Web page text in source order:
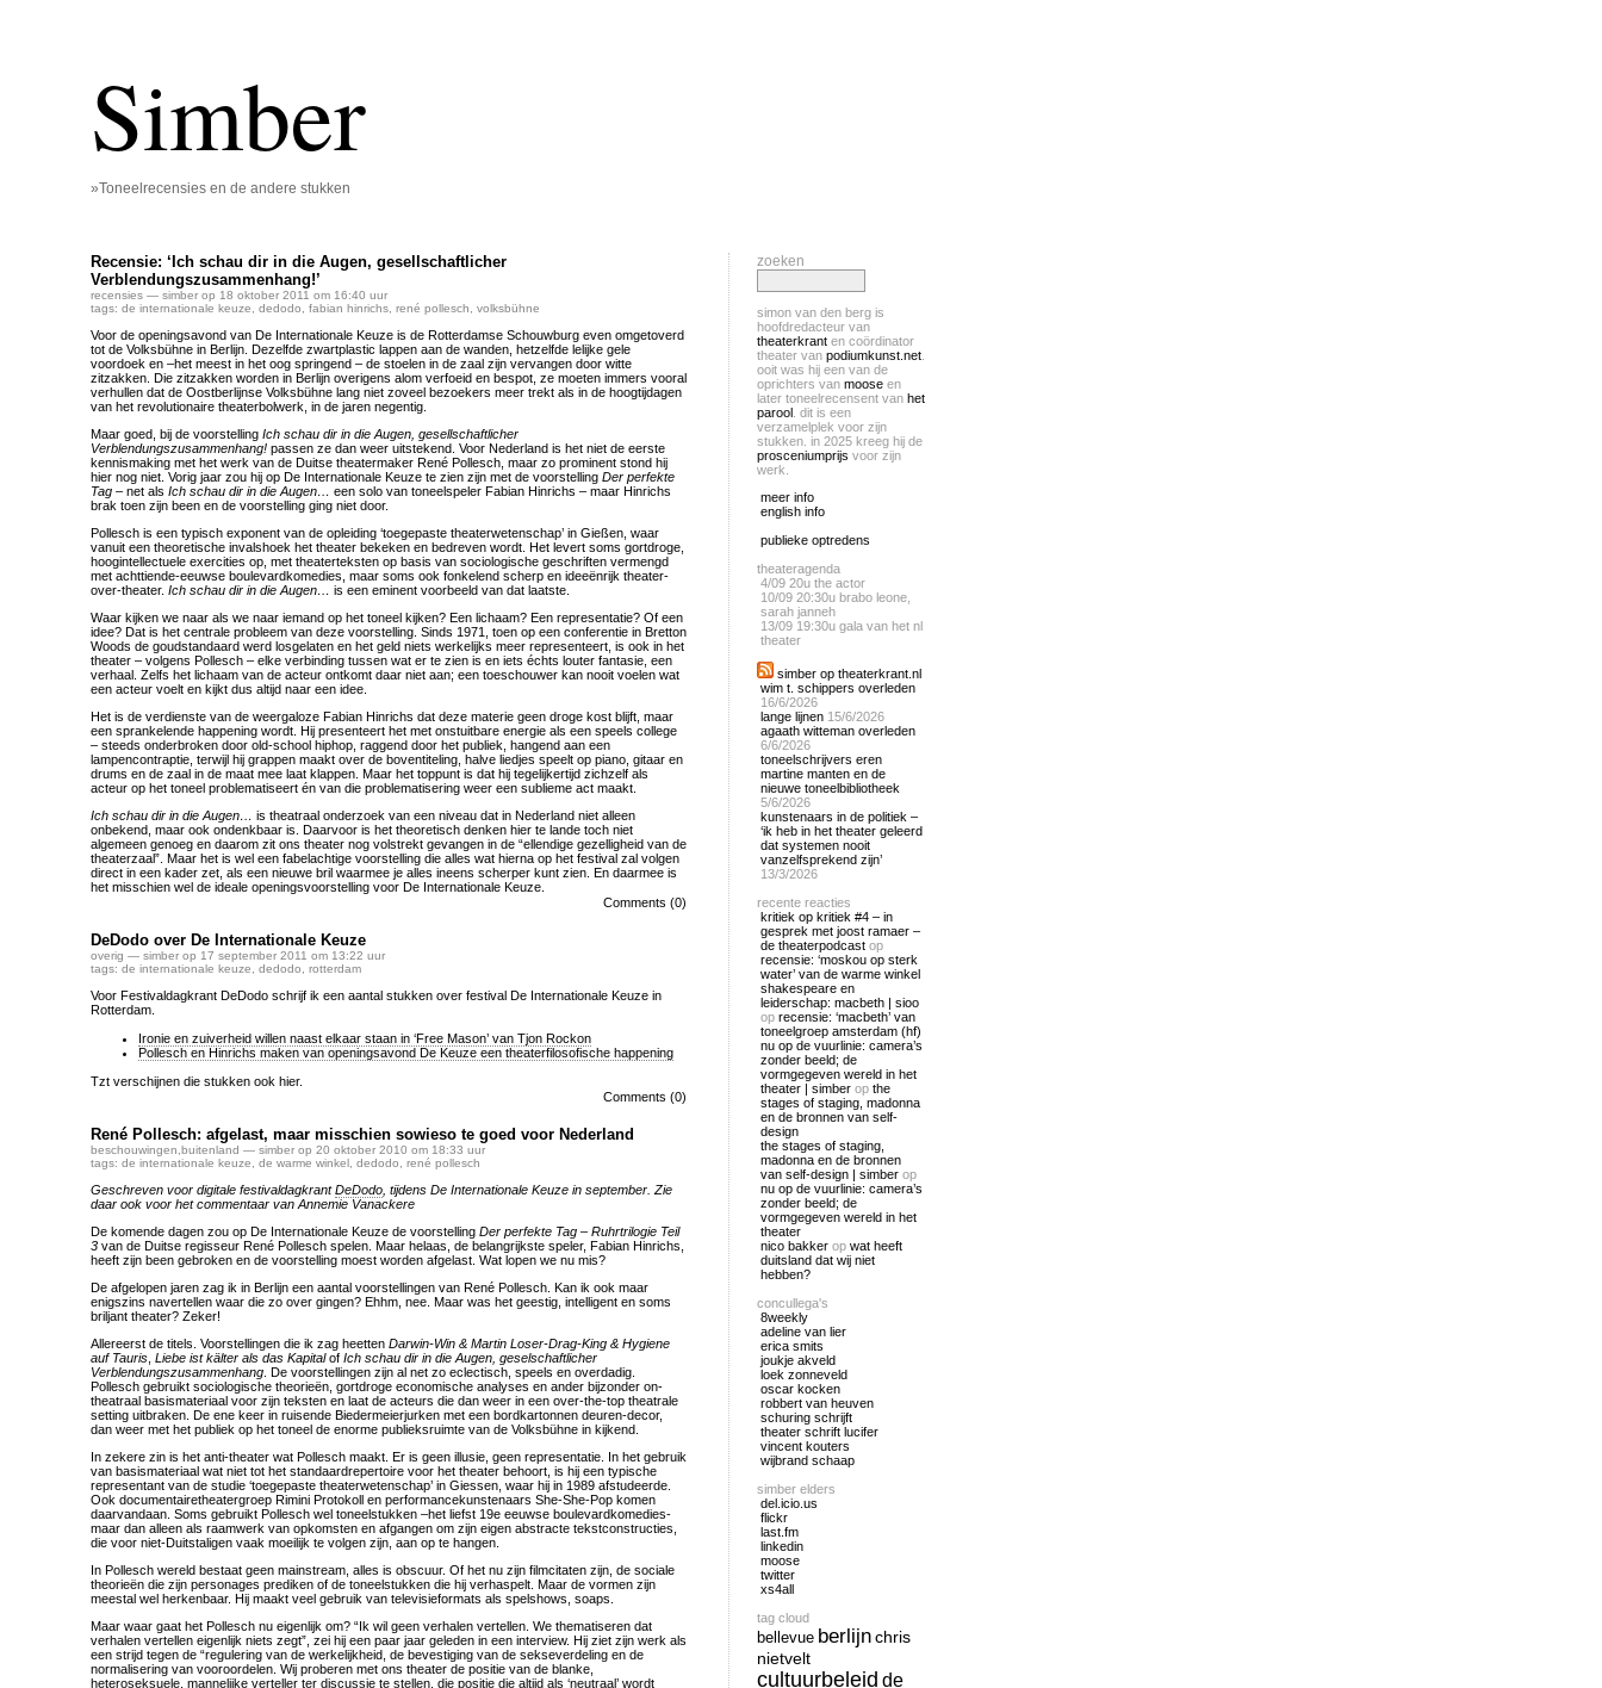
Simber
»Toneelrecensies en de andere stukken
Recensie: ‘Ich schau dir in die Augen, gesellschaftlicher
Verblendungszusammenhang!’
recensies — simber op 18 oktober 2011 om 16:40 uur
tags: de internationale keuze dedodo fabian hinrichs rené pollesch volksbühne
Voor de openingsavond van De Internationale Keuze is de Rotterdamse Schouwburg even omgetoverd
tot de Volksbühne in Berlijn. Dezelfde zwartplastic lappen aan de wanden, hetzelfde lelijke gele
voordoek en –het meest in het oog springend – de stoelen in de zaal zijn vervangen door witte
zitzakken. Die zitzakken worden in Berlijn overigens alom verfoeid en bespot, ze moeten immers vooral
verhullen dat de Oostberlijnse Volksbühne lang niet zoveel bezoekers meer trekt als in de hoogtijdagen
van het revolutionaire theaterbolwerk, in de jaren negentig.
Maar goed, bij de voorstelling Ich schau dir in die Augen , gesellschaftlicher
Verblendungszusammenhang! passen ze dan weer uitstekend. Voor Nederland is het niet de eerste
kennismaking met het werk van de Duitse theatermaker René Pollesch, maar zo prominent stond hij
hier nog niet. Vorig jaar zou hij op De Internationale Keuze te zien zijn met de voorstelling Der perfekte
Tag – net als Ich schau dir in die Augen… een solo van toneelspeler Fabian Hinrichs – maar Hinrichs
brak toen zijn been en de voorstelling ging niet door.
Pollesch is een typisch exponent van de opleiding ‘toegepaste theaterwetenschap’ in Gießen, waar
vanuit een theoretische invalshoek het theater bekeken en bedreven wordt. Het levert soms gortdroge,
hoogintellectuele exercities op, met theaterteksten op basis van sociologische geschriften vermengd
met achttiende-eeuwse boulevardkomedies, maar soms ook fonkelend scherp en ideeënrijk theater-
over-theater. Ich schau dir in die Augen… is een eminent voorbeeld van dat laatste.
Waar kijken we naar als we naar iemand op het toneel kijken? Een lichaam? Een representatie? Of een
idee? Dat is het centrale probleem van deze voorstelling. Sinds 1971, toen op een conferentie in Bretton
Woods de goudstandaard werd losgelaten en het geld niets werkelijks meer representeert, is ook in het
theater – volgens Pollesch – elke verbinding tussen wat er te zien is en iets échts louter fantasie, een
verhaal. Zelfs het lichaam van de acteur ontkomt daar niet aan; een toeschouwer kan nooit voelen wat
een acteur voelt en kijkt dus altijd naar een idee.
Het is de verdienste van de weergaloze Fabian Hinrichs dat deze materie geen droge kost blijft, maar
een sprankelende happening wordt. Hij presenteert het met onstuitbare energie als een speels college
– steeds onderbroken door old-school hiphop, raggend door het publiek, hangend aan een
lampencontraptie, terwijl hij grappen maakt over de boventiteling, halve liedjes speelt op piano, gitaar en
drums en de zaal in de maat mee laat klappen. Maar het toppunt is dat hij tegelijkertijd zichzelf als
acteur op het toneel problematiseert én van die problematisering weer een sublieme act maakt.
Ich schau dir in die Augen… is theatraal onderzoek van een niveau dat in Nederland niet alleen
onbekend, maar ook ondenkbaar is. Daarvoor is het theoretisch denken hier te lande toch niet
algemeen genoeg en daarom zit ons theater nog volstrekt gevangen in de “ellendige gezelligheid van de
theaterzaal”. Maar het is wel een fabelachtige voorstelling die alles wat hierna op het festival zal volgen
direct in een kader zet, als een nieuwe bril waarmee je alles ineens scherper kunt zien. En daarmee is
het misschien wel de ideale openingsvoorstelling voor De Internationale Keuze.
Comments (0)
DeDodo over De Internationale Keuze
overig — simber op 17 september 2011 om 13:22 uur
tags: de internationale keuze dedodo rotterdam
Voor Festivaldagkrant DeDodo schrijf ik een aantal stukken over festival De Internationale Keuze in
Rotterdam.
Ironie en zuiverheid willen naast elkaar staan in ‘Free Mason’ van Tjon Rockon
Pollesch en Hinrichs maken van openingsavond De Keuze een theaterfilosofische happening
Tzt verschijnen die stukken ook hier.
Comments (0)
René Pollesch: afgelast, maar misschien sowieso te goed voor Nederland
beschouwingen buitenland — simber op 20 oktober 2010 om 18:33 uur
tags: de internationale keuze de warme winkel dedodo rené pollesch
Geschreven voor digitale festivaldagkrantDeDodo , tijdens De Internationale Keuze in september. Zie
daar ook voor het commentaar van Annemie Vanackere
De komende dagen zou op De Internationale Keuze de voorstelling Der perfekte Tag – Ruhrtrilogie Teil
3 van de Duitse regisseur René Pollesch spelen. Maar helaas, de belangrijkste speler, Fabian Hinrichs,
heeft zijn been gebroken en de voorstelling moest worden afgelast. Wat lopen we nu mis?
De afgelopen jaren zag ik in Berlijn een aantal voorstellingen van René Pollesch. Kan ik ook maar
enigszins navertellen waar die zo over gingen? Ehhm, nee. Maar was het geestig, intelligent en soms
briljant theater? Zeker!
Allereerst de titels. Voorstellingen die ik zag heetten Darwin-Win & Martin Loser-Drag-King & Hygiene
auf Tauris Liebe ist kälter als das Kapitalof Ich schau dir in die Augen, geselschaftlicher
Verblendungszusammenhang . De voorstellingen zijn al net zo eclectisch, speels en overdadig.
Pollesch gebruikt sociologische theorieën, gortdroge economische analyses en ander bijzonder on-
theatraal basismateriaal voor zijn teksten en laat de acteurs die dan weer in een over-the-top theatrale
setting uitbraken. De ene keer in ruisende Biedermeierjurken met een bordkartonnen deuren-decor,
dan weer met het publiek op het toneel de enorme publieksruimte van de Volksbühne in kijkend.
In zekere zin is het anti-theater wat Pollesch maakt. Er is geen illusie, geen representatie. In het gebruik
van basismateriaal wat niet tot het standaardrepertoire voor het theater behoort, is hij een typische
representant van de studie ‘toegepaste theaterwetenschap’ in Giessen, waar hij in 1989 afstudeerde.
Ook documentairetheatergroep Rimini Protokoll en performancekunstenaars She-She-Pop komen
daarvandaan. Soms gebruikt Pollesch wel toneelstukken –het liefst 19e eeuwse boulevardkomedies-
maar dan alleen als raamwerk van opkomsten en afgangen om zijn eigen abstracte tekstconstructies,
die voor niet-Duitstaligen vaak moeilijk te volgen zijn, aan op te hangen.
In Pollesch wereld bestaat geen mainstream, alles is obscuur. Of het nu zijn filmcitaten zijn, de sociale
theorieën die zijn personages prediken of de toneelstukken die hij verhaspelt. Maar de vormen zijn
meestal wel herkenbaar. Hij maakt veel gebruik van televisieformats als spelshows, soaps.
Maar waar gaat het Pollesch nu eigenlijk om? “Ik wil geen verhalen vertellen. We thematiseren dat
verhalen vertellen eigenlijk niets zegt”, zei hij een paar jaar geleden in een interview. Hij ziet zijn werk als
een strijd tegen de “regulering van de werkelijkheid, de bevestiging van de sekseverdeling en de
normalisering van vooroordelen. Wij proberen met ons theater de positie van de blanke,
heteroseksuele, mannelijke verteller ter discussie te stellen, die positie die altijd als ‘neutraal’ wordt
zoeken
simon van den berg is
hoofdredacteur van
theaterkrant en coördinator
theater van podiumkunst.net
ooit was hij een van de
oprichters van moose en
later toneelrecensent van het
parool . dit is een
verzamelplek voor zijn
stukken. in 2025 kreeg hij de
prosceniumprijs voor zijn
werk.
meer info
english info
publieke optredens
theateragenda
4/09 20u the actor
10/09 20:30u brabo leone,
sarah janneh
13/09 19:30u gala van het nl
theater
simber op theaterkrant.nl
wim t. schippers overleden
16/6/2026
lange lijnen 15/6/2026
agaath witteman overleden
6/6/2026
toneelschrijvers eren
martine manten en de
nieuwe toneelbibliotheek
5/6/2026
kunstenaars in de politiek –
‘ik heb in het theater geleerd
dat systemen nooit
vanzelfsprekend zijn’
13/3/2026
recente reacties
kritiek op kritiek #4 – in
gesprek met joost ramaer –
de theaterpodcast op
recensie: ‘moskou op sterk
water’ van de warme winkel
shakespeare en
leiderschap: macbeth | sioo
op recensie: ‘macbeth’ van
toneelgroep amsterdam (hf)
nu op de vuurlinie: camera’s
zonder beeld; de
vormgegeven wereld in het
theater | simber op the
stages of staging, madonna
en de bronnen van self-
design
the stages of staging,
madonna en de bronnen
van self-design | simber op
nu op de vuurlinie: camera’s
zonder beeld; de
vormgegeven wereld in het
theater
nico bakker op wat heeft
duitsland dat wij niet
hebben?
concullega's
8weekly
adeline van lier
erica smits
joukje akveld
loek zonneveld
oscar kocken
robbert van heuven
schuring schrijft
theater schrift lucifer
vincent kouters
wijbrand schaap
simber elders
del.icio.us
flickr
last.fm
linkedin
moose
twitter
xs4all
tag cloud
bellevue berlijnchris
nietvelt
cultuurbeleid de